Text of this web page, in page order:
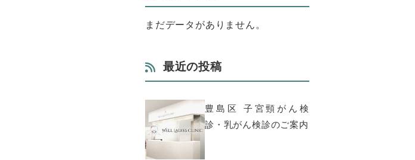
まだデータがありません。
最近の投稿
豊島区 子宮頸がん検
診・乳がん検診のご案内